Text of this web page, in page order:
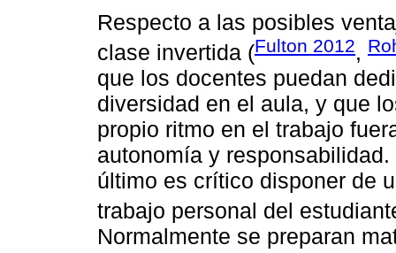
Respecto a las posibles
clase invertida (Fulton 2012,
que los docentes puedan
diversidad en el aula, y que
propio ritmo en el trabajo
autonomía y
último es crítico disponer de
trabajo personal del
Normalmente se preparan